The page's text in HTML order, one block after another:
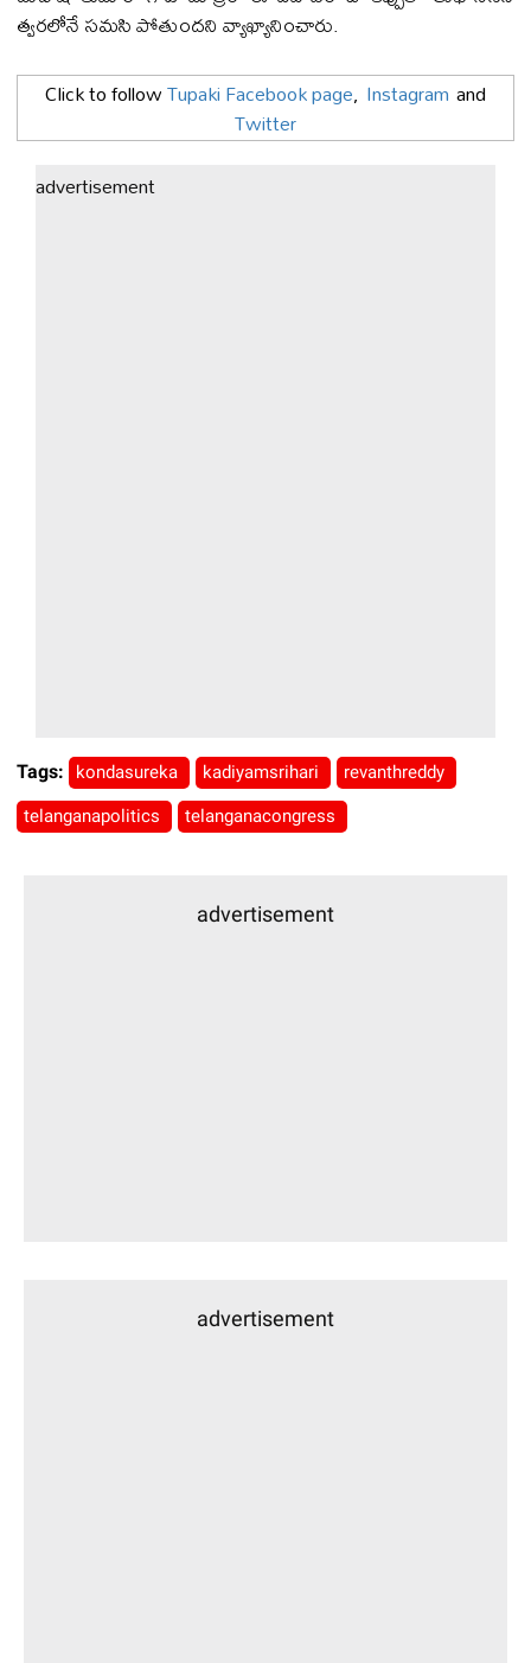
త్వ‌ర‌లోనే స‌మ‌సి పోతుంద‌ని వ్యాఖ్యానించారు.
Click to followTupaki Facebook page, Instagram and
Twitter
advertisement
Tags: kondasureka kadiyamsrihari revanthreddy
telanganapolitics telanganacongress
advertisement
advertisement